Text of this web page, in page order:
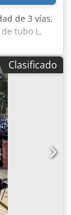
de 3 vías,
tubo L,
dispersión
de
con
Clasificado